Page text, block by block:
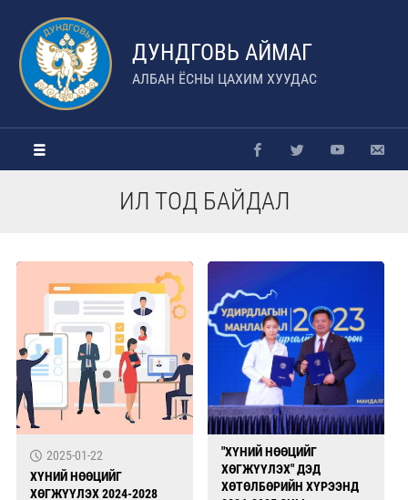
ДУНДГОВЬ АЙМАГ
АЛБАН ЁСНЫ ЦАХИМ ХУУДАС
ИЛ ТОД БАЙДАЛ
2025-01-22
ХҮНИЙ НӨӨЦИЙГ
ХӨГЖҮҮЛЭХ 2024-2028
"ХҮНИЙ НӨӨЦИЙГ
ХӨГЖҮҮЛЭХ" ДЭД
ХӨТӨЛБӨРИЙН ХҮРЭЭНД